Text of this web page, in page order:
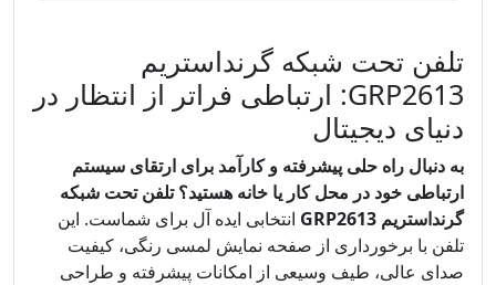
تلفن تحت شبکه گرنداستریم
GRP2613: ارتباطی فراتر از انتظار در
دنیای دیجیتال
به دنبال راه حلی پیشرفته و کارآمد برای ارتقای سیستم
ارتباطی خود در محل کار یا خانه هستید؟ تلفن تحت شبکه
گرنداستریم GRP2613
انتخابی ایده آل برای شماست. این
تلفن با برخورداری از صفحه نمایش لمسی رنگی، کیفیت
صدای عالی، طیف وسیعی از امکانات پیشرفته و طراحی